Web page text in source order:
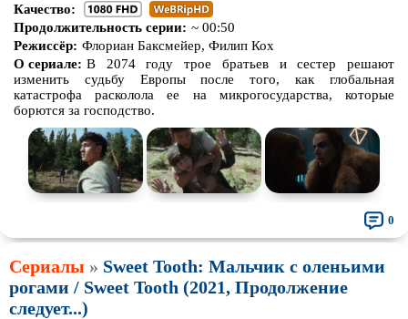
Качество:
Продолжительность серии: ~ 00:50
Режиссёр: Флориан Баксмейер, Филип Кох
О сериале: В 2074 году трое братьев и сестер решают
изменить судьбу Европы после того, как глобальная
катастрофа расколола ее на микрогосударства, которые
борются за господство.
0
Сериалы » Sweet Tooth: Мальчик с оленьими
рогами / Sweet Tooth (2021, Продолжение
следует...)